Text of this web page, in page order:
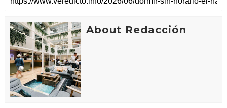
About Redacción